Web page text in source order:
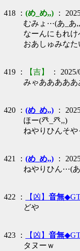
418 ： (め_め,,) ：
むみょ⋯(あ_あ
なーんにもれ
おあしゅみな
419 ： 【吉】
：
みゃあああああ
420 ： (め_め,,) ：
ほー(癶_癶,,)
ねやりひんそ
421 ： (め_め,,) ：
ねやりひん⋯(
422 ： 【凶】 音無
どや
423 ： 【凶】 音無
タヌーｗ